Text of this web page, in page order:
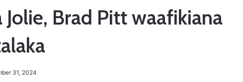
Brad Pitt waafikiana
31, 2024